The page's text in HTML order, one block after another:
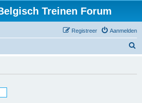
Treinen Forum
Aanmelden
Registreer